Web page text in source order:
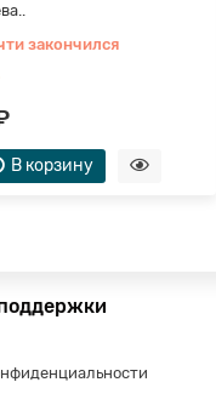
закончился
В корзину